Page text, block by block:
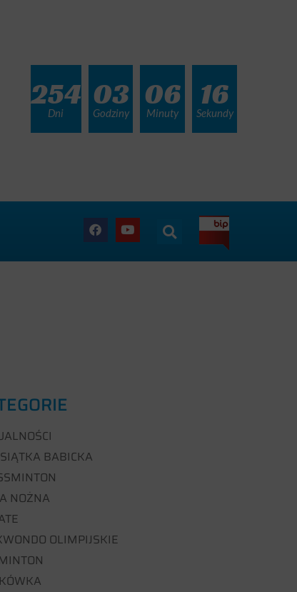
254
Dni
03
Godziny
06
Minuty
14
Sekundy
BABICKA
NOŻNA
OLIMPIJSKIE